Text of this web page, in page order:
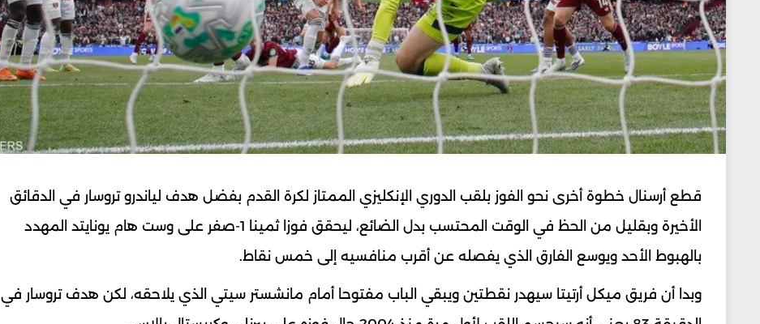
قطع أرسنال خطوة أخرى نحو الفوز بلقب الدوري الإنكليزي الممتاز لكرة القدم بفضل هدف لياندرو تروسار في الدقائق
الأخيرة وبقليل من الحظ في الوقت المحتسب بدل الضائع، ليحقق فوزا ثمينا 1-صفر على وست هام يونايتد ⁠المهدد
بالهبوط الأحد ويوسع الفارق الذي يفصله عن أقرب منافسيه إلى خمس نقاط.
وبدا أن فريق ميكل أرتيتا سيهدر نقطتين ويبقي الباب مفتوحا أمام مانشستر سيتي الذي يلاحقه، لكن هدف تروسار في